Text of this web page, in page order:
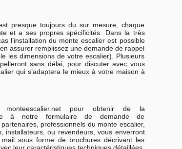
presque toujours du sur mesure, chaque
et a ses propres spécificités. Dans la très
l’installation du monte escalier est possible
assurer remplissez une demande de rappel
les dimensions de votre escalier). Plusieurs
sans délai, pour discuter avec vous
qui s’adaptera le mieux à votre maison à
pour obtenir de la
à notre formulaire de demande de
professionnels du monte escalier,
installateurs, ou revendeurs, vous enverront
sous forme de brochures décrivant les